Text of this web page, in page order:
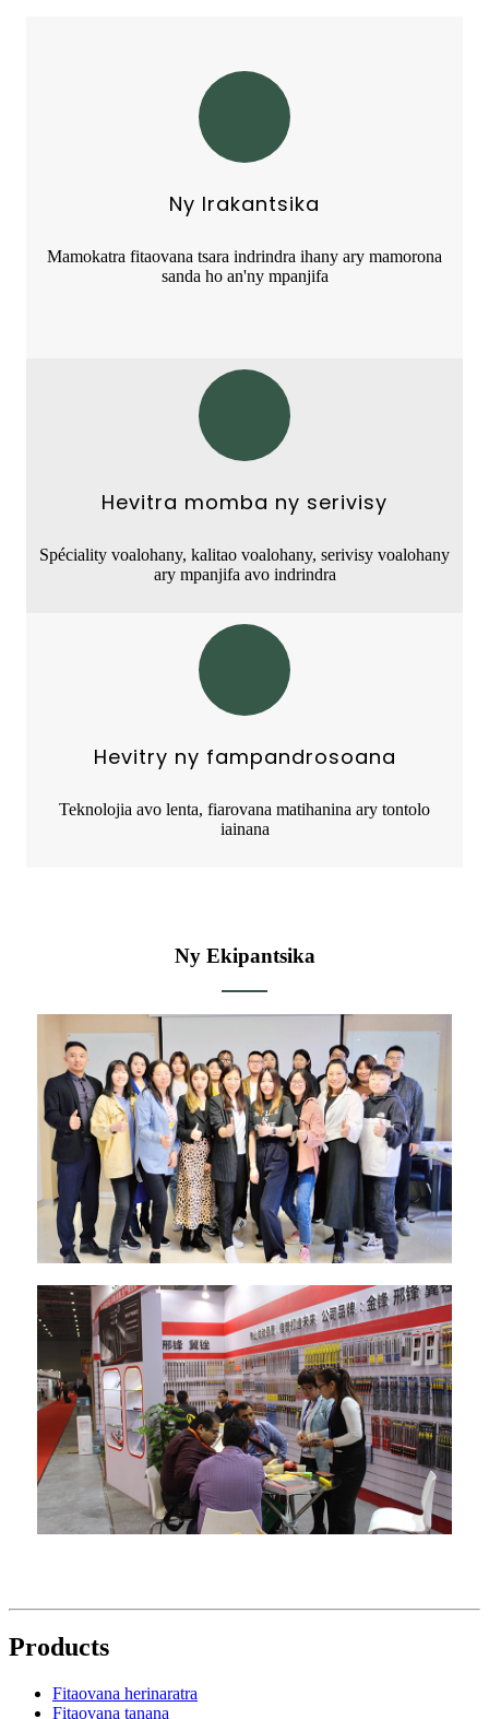
Ny Irakantsika
Mamokatra fitaovana tsara indrindra ihany ary mamorona
sanda ho an'ny mpanjifa
Hevitra momba ny serivisy
Spéciality voalohany, kalitao voalohany, serivisy voalohany
ary mpanjifa avo indrindra
Hevitry ny fampandrosoana
Teknolojia avo lenta, fiarovana matihanina ary tontolo
iainana
Ny Ekipantsika
Products
Fitaovana herinaratra
Fitaovana tanana